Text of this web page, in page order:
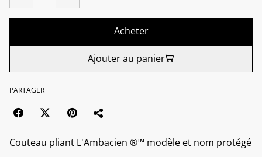
Acheter
Ajouter au panier
PARTAGER
Couteau pliant L'Ambacien ®™ modèle et nom protégé